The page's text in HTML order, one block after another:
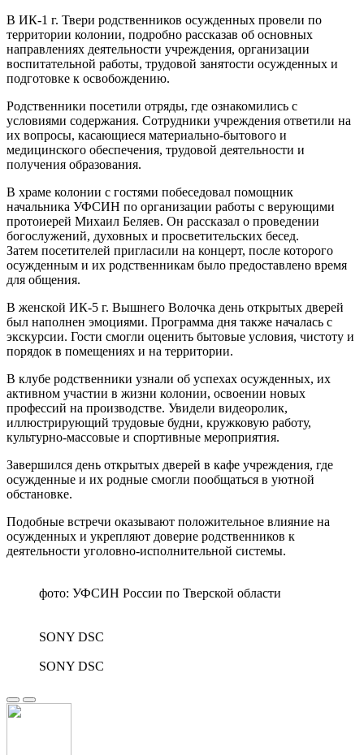
В ИК-1 г. Твери родственников осужденных провели по
территории колонии, подробно рассказав об основных
направлениях деятельности учреждения, организации
воспитательной работы, трудовой занятости осужденных и
подготовке к освобождению.
Родственники посетили отряды, где ознакомились с
условиями содержания. Сотрудники учреждения ответили на
их вопросы, касающиеся материально-бытового и
медицинского обеспечения, трудовой деятельности и
получения образования.
В храме колонии с гостями побеседовал помощник
начальника УФСИН по организации работы с верующими
протоиерей Михаил Беляев. Он рассказал о проведении
богослужений, духовных и просветительских бесед.
Затем посетителей пригласили на концерт, после которого
осужденным и их родственникам было предоставлено время
для общения.
В женской ИК-5 г. Вышнего Волочка день открытых дверей
был наполнен эмоциями. Программа дня также началась с
экскурсии. Гости смогли оценить бытовые условия, чистоту и
порядок в помещениях и на территории.
В клубе родственники узнали об успехах осужденных, их
активном участии в жизни колонии, освоении новых
профессий на производстве. Увидели видеоролик,
иллюстрирующий трудовые будни, кружковую работу,
культурно-массовые и спортивные мероприятия.
Завершился день открытых дверей в кафе учреждения, где
осужденные и их родные смогли пообщаться в уютной
обстановке.
Подобные встречи оказывают положительное влияние на
осужденных и укрепляют доверие родственников к
деятельности уголовно-исполнительной системы.
фото: УФСИН России по Тверской области
SONY DSC
SONY DSC